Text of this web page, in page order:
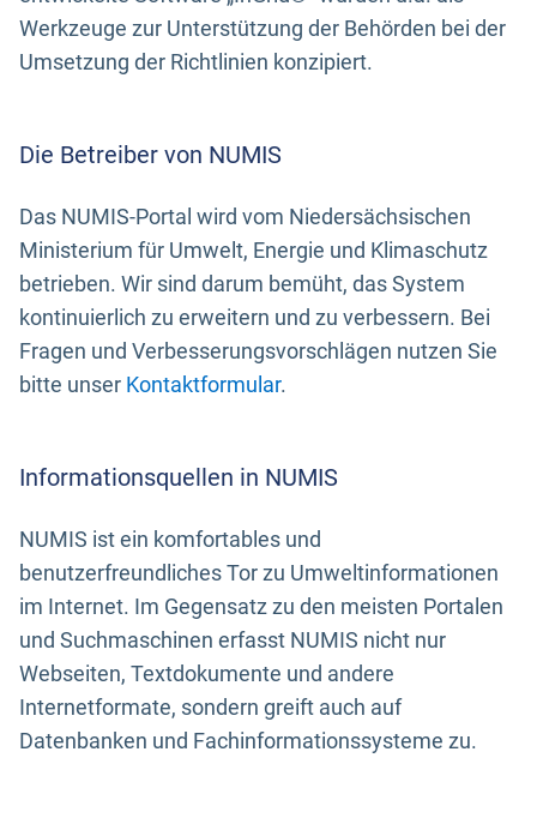
Werkzeuge zur Unterstützung der Behörden bei der
Umsetzung der Richtlinien konzipiert.
Die Betreiber von NUMIS
Das NUMIS-Portal wird vom Niedersächsischen
Ministerium für Umwelt, Energie und Klimaschutz
betrieben. Wir sind darum bemüht, das System
kontinuierlich zu erweitern und zu verbessern. Bei
Fragen und Verbesserungsvorschlägen nutzen Sie
bitte unser Kontaktformular.
Informationsquellen in NUMIS
NUMIS ist ein komfortables und
benutzerfreundliches Tor zu Umweltinformationen
im Internet. Im Gegensatz zu den meisten Portalen
und Suchmaschinen erfasst NUMIS nicht nur
Webseiten, Textdokumente und andere
Internetformate, sondern greift auch auf
Datenbanken und Fachinformationssysteme zu.